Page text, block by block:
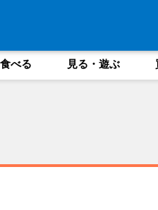
食べる 見る・遊ぶ